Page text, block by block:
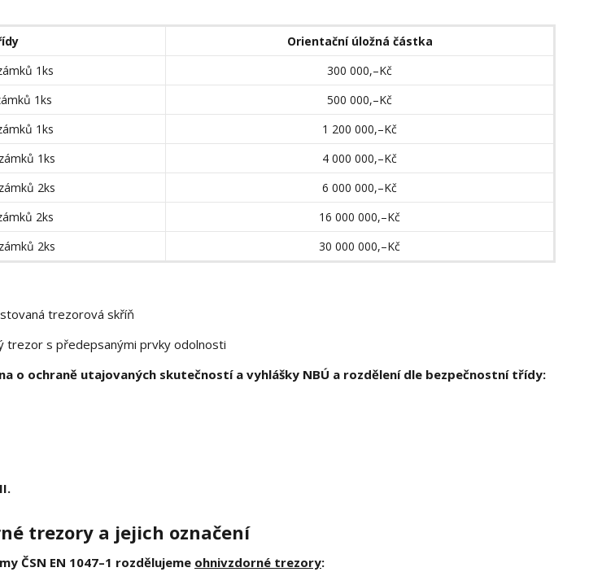
Orientační úložná částka
1ks
300 000,–Kč
1ks
500 000,–Kč
1ks
1 200 000,–Kč
1ks
4 000 000,–Kč
2ks
6 000 000,–Kč
2ks
16 000 000,–Kč
2ks
30 000 000,–Kč
trezorová skříň
trezor s předepsanými prvky odolnosti
o ochraně utajovaných skutečností a vyhlášky NBÚ a rozdělení dle bezpečnostní tří­dy:
II.
trezory a jejich označení
ČSN EN 1047–1 rozdělujeme ohnivzdorné trezory: